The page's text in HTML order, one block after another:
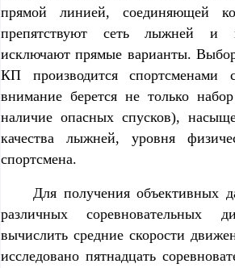
прямой линией, соединяющей
препятствуют сеть лыжней и
исключают прямые варианты.
КП производится спортсменами
внимание берется не только
наличие опасных спусков),
качества лыжней, уровня
спортсмена.
Для получения объективных
различных соревновательных
вычислить средние скорости
исследовано пятнадцать